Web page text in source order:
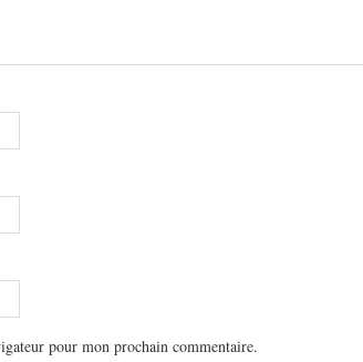
pour mon prochain commentaire.